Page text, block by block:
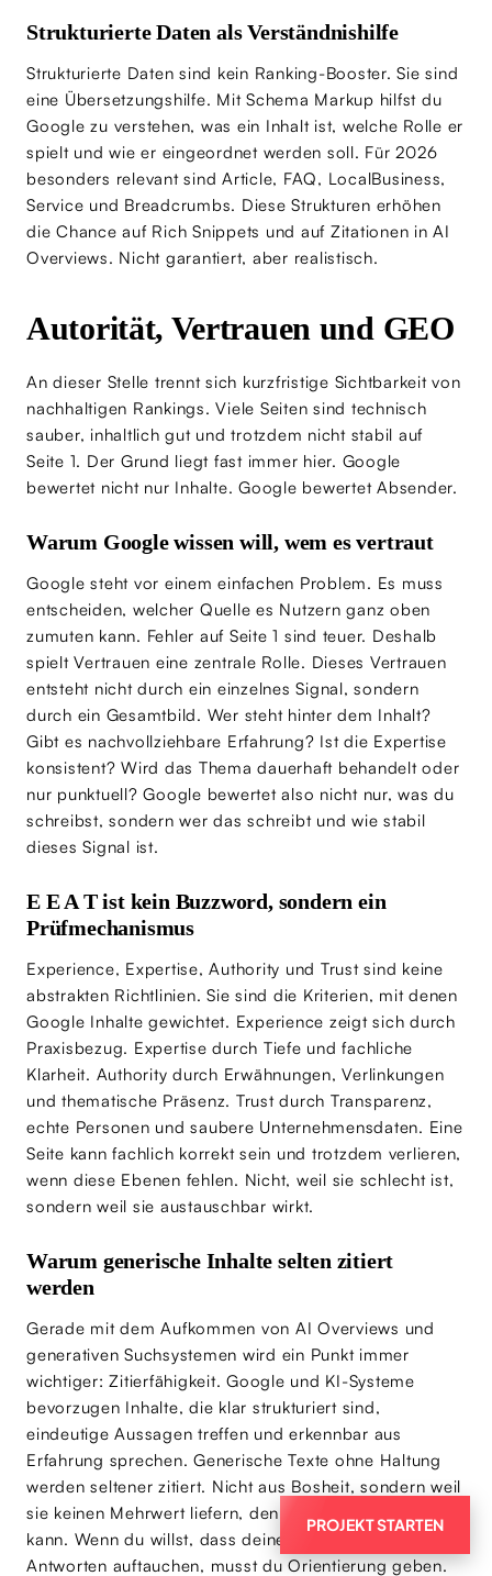
Strukturierte Daten als Verständnishilfe
Strukturierte Daten sind kein Ranking-Booster. Sie sind
eine Übersetzungshilfe. Mit Schema Markup hilfst du
Google zu verstehen, was ein Inhalt ist, welche Rolle er
spielt und wie er eingeordnet werden soll. Für 2026
besonders relevant sind Article, FAQ, LocalBusiness,
Service und Breadcrumbs. Diese Strukturen erhöhen
die Chance auf Rich Snippets und auf Zitationen in AI
Overviews. Nicht garantiert, aber realistisch.
Autorität, Vertrauen und GEO
An dieser Stelle trennt sich kurzfristige Sichtbarkeit von
nachhaltigen Rankings. Viele Seiten sind technisch
sauber, inhaltlich gut und trotzdem nicht stabil auf
Seite 1. Der Grund liegt fast immer hier. Google
bewertet nicht nur Inhalte. Google bewertet Absender.
Warum Google wissen will, wem es vertraut
Google steht vor einem einfachen Problem. Es muss
entscheiden, welcher Quelle es Nutzern ganz oben
zumuten kann. Fehler auf Seite 1 sind teuer. Deshalb
spielt Vertrauen eine zentrale Rolle. Dieses Vertrauen
entsteht nicht durch ein einzelnes Signal, sondern
durch ein Gesamtbild. Wer steht hinter dem Inhalt?
Gibt es nachvollziehbare Erfahrung? Ist die Expertise
konsistent? Wird das Thema dauerhaft behandelt oder
nur punktuell? Google bewertet also nicht nur, was du
schreibst, sondern wer das schreibt und wie stabil
dieses Signal ist.
E E A T ist kein Buzzword, sondern ein
Prüfmechanismus
Experience, Expertise, Authority und Trust sind keine
abstrakten Richtlinien. Sie sind die Kriterien, mit denen
Google Inhalte gewichtet. Experience zeigt sich durch
Praxisbezug. Expertise durch Tiefe und fachliche
Klarheit. Authority durch Erwähnungen, Verlinkungen
und thematische Präsenz. Trust durch Transparenz,
echte Personen und saubere Unternehmensdaten. Eine
Seite kann fachlich korrekt sein und trotzdem verlieren,
wenn diese Ebenen fehlen. Nicht, weil sie schlecht ist,
sondern weil sie austauschbar wirkt.
Warum generische Inhalte selten zitiert
werden
Gerade mit dem Aufkommen von AI Overviews und
generativen Suchsystemen wird ein Punkt immer
wichtiger: Zitierfähigkeit. Google und KI-Systeme
bevorzugen Inhalte, die klar strukturiert sind,
eindeutige Aussagen treffen und erkennbar aus
Erfahrung sprechen. Generische Texte ohne Haltung
werden seltener zitiert. Nicht aus Bosheit, sondern weil
sie keinen Mehrwert liefern, den man weiterverwenden
kann. Wenn du willst, dass deine Inhalte in AI-
Antworten auftauchen, musst du Orientierung geben.
PROJEKT STARTEN